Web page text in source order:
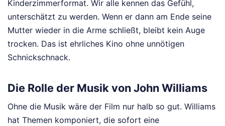
Kinderzimmerformat. Wir alle kennen das Gefühl,
unterschätzt zu werden. Wenn er dann am Ende seine
Mutter wieder in die Arme schließt, bleibt kein Auge
trocken. Das ist ehrliches Kino ohne unnötigen
Schnickschnack.
Die Rolle der Musik von John Williams
Ohne die Musik wäre der Film nur halb so gut. Williams
hat Themen komponiert, die sofort eine